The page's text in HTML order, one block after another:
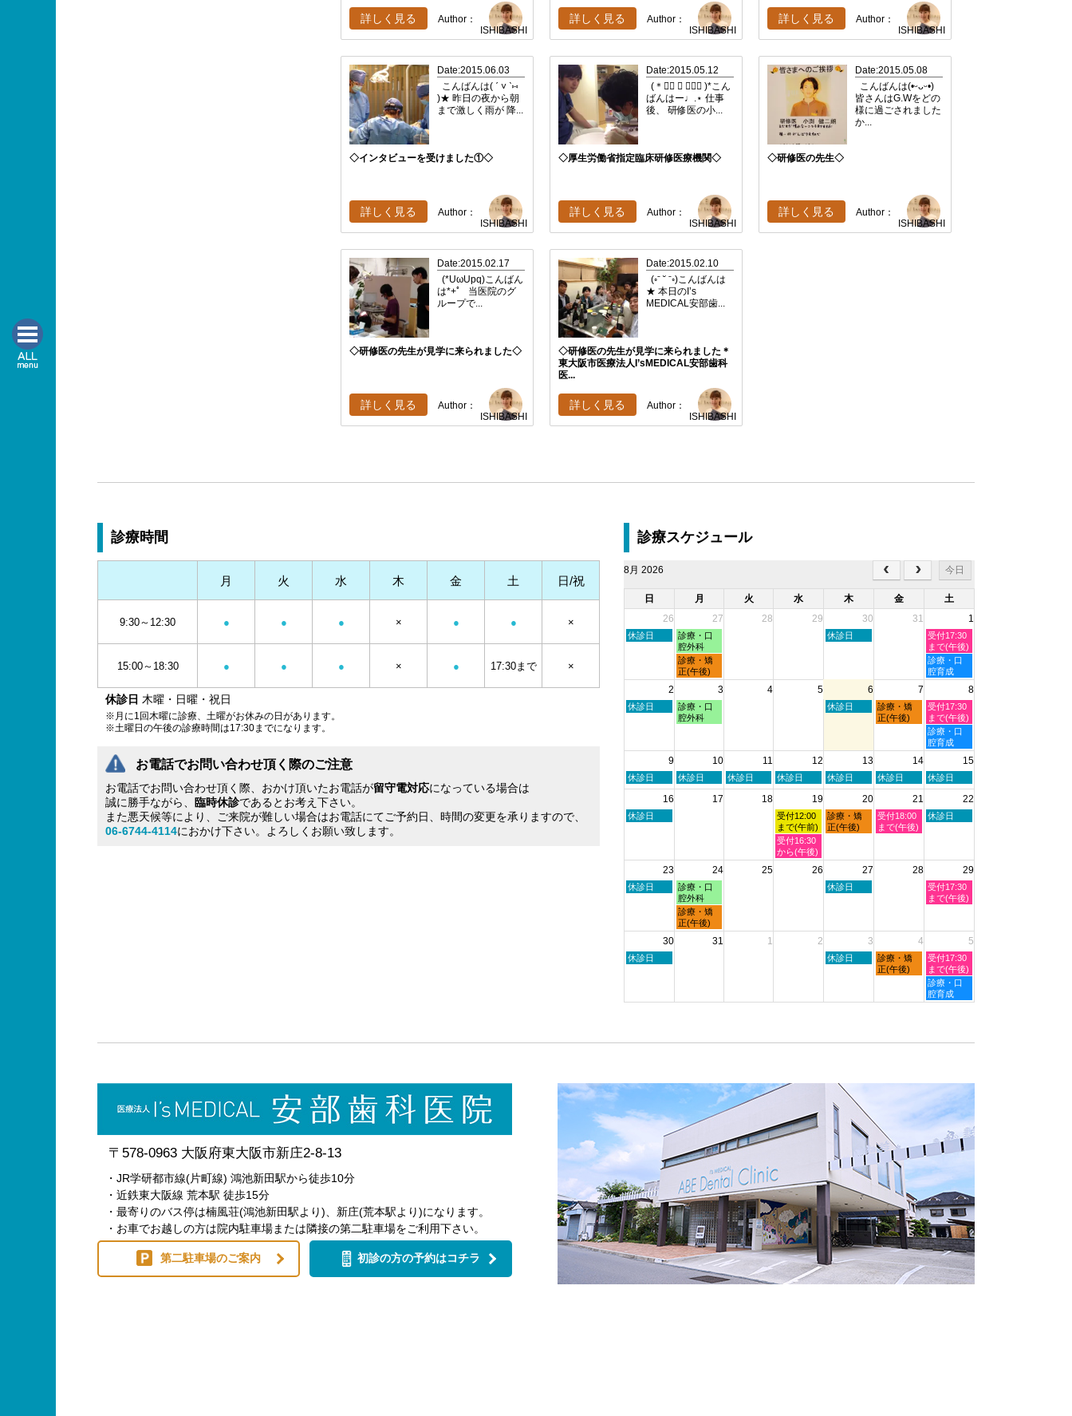
Author：
ISHIBASHI
詳しく見る
Author：
ISHIBASHI
詳しく見る
Author：
ISHIBASHI
詳しく見る
Date:2015.06.03
こんばんは( ˊ ˅ ˋ⑅
)★ 昨日の夜から朝
まで激しく雨が 降...
◇インタビューを受けました①◇
Author：
ISHIBASHI
詳しく見る
Date:2015.05.12
(＊❛⃘ ⌣ ❜⃘⃘ )*こん
ばんはー♩.⋆ 仕事
後、 研修医の小...
◇厚生労働省指定臨床研修医療機関◇
Author：
ISHIBASHI
詳しく見る
Date:2015.05.08
こんばんは(•ᵕᴗᵕ•)
皆さんはG.Wをどの
様に過ごされました
か...
◇研修医の先生◇
Author：
ISHIBASHI
詳しく見る
Date:2015.02.17
(*UωUpq)こんばん
は*+ﾟ 当医院のグ
ループで...
◇研修医の先生が見学に来られました◇
Author：
ISHIBASHI
詳しく見る
Date:2015.02.10
(◦ˉ ˘ ˉ◦)こんばんは
★ 本日のI’s
MEDICAL安部歯...
◇研修医の先生が見学に来られました＊
東大阪市医療法人I’sMEDICAL安部歯科
医...
Author：
ISHIBASHI
詳しく見る
診療時間
休診日 木曜・日曜・祝日
※月に1回木曜に診療、土曜がお休みの日があります。
※土曜日の午後の診療時間は17:30までになります。
月 火 水 木 金 土 日/祝
9:30～12:30 ● ● ● × ● ● ×
15:00～18:30 ● ● ● × ● 17:30まで ×
お電話でお問い合わせ頂く際のご注意
お電話でお問い合わせ頂く際、おかけ頂いたお電話が留守電対応になっている場合は
誠に勝手ながら、 臨時休診であるとお考え下さい。
また悪天候等により、ご来院が難しい場合はお電話にてご予約日、時間の変更を承りますので、
06-6744-4114におかけ下さい。よろしくお願い致します。
診療スケジュール
8月 2026 今日
日 月 火 水 木 金
土
26
27 28 29 30 31 1
日
月
2026
休診日
月
曜
日,
7
月
2026
診療・口
腔外科
木
月
2026
休診日
土
曜
日,
8
月
2026
受付17:30
まで(午後)
月
曜
日,
月
27th
2026
診療・矯
正(午後)
土
曜
日,
月
1st
2026
診療・口
腔育成
2 3 4 5 6 7 8
日
月
2026
休診日
月
曜
月
2026
診療・口
腔外科
木
月
2026
休診日
金
曜
月
2026
診療・矯
正(午後)
土
曜
日,
8
月
2026
受付17:30
まで(午後)
土
曜
日,
月
8th
診療・口
腔育成
9 10 11 12 13 14 15
日
曜
8
月
休診日
月
曜
休診日
火
曜
休診日
水
曜
8
月
12th
2026
休診日
木
曜
8
月
13th
休診日
金
曜
8
月
14th
休診日
土
曜
8
月
休診日
16 17 18 19 20 21 22
日
月
2026
休診日
水
曜
日,
8
月
受付12:00
まで(午前)
木
曜
月
2026
診療・矯
正(午後)
金
曜
月
受付18:00
まで(午後)
土
月
2026
休診日
水
曜
日,
受付16:30
から(午後)
23 24 25 26 27 28 29
日
月
2026
休診日
月
曜
日,
8
月
診療・口
腔外科
木
月
2026
休診日
土
曜
月
2026
受付17:30
まで(午後)
月
曜
日,
診療・矯
正(午後)
30 31 1 2 3 4 5
日
月
休診日
木
月
休診日
金
曜
月
診療・矯
正(午後)
土
曜
日,
9
月
受付17:30
まで(午後)
土
曜
日,
診療・口
腔育成
〒578-0963 大阪府東大阪市新庄2-8-13
・JR学研都市線(片町線) 鴻池新田駅から徒歩10分
・近鉄東大阪線 荒本駅 徒歩15分
・最寄りのバス停は楠風荘(鴻池新田駅より)、新庄(荒本駅より)になります。
・お車でお越しの方は院内駐車場または隣接の第二駐車場をご利用下さい。
第二駐車場のご案内 初診の方の予約はコチラ